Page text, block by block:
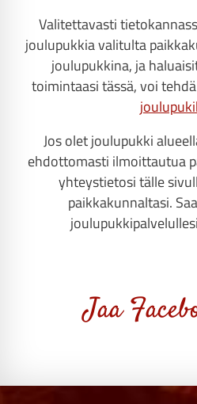
Valitettavasti
joulupukkia valitulta
joulupukkina, ja
toimintaasi tässä, voi
Jos olet joulupukki
ehdottomasti ilmoittautua
yhteystietosi tälle
paikkakunnaltasi.
Jaa